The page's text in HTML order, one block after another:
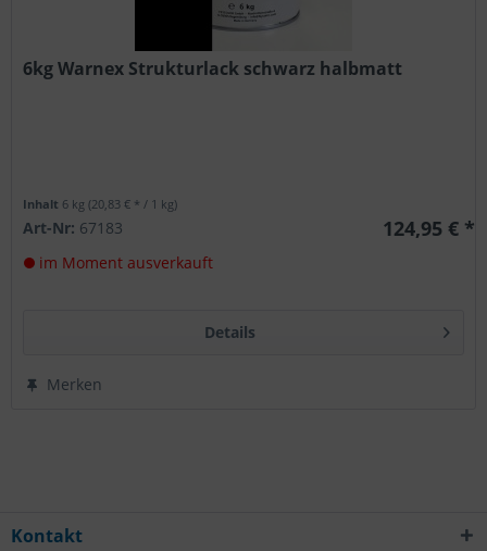
6kg Warnex Strukturlack schwarz halbmatt
Inhalt 6 kg(20,83 € * / 1 kg)
Art-Nr: 67183 124,95 € *
im Moment ausverkauft
Details
Merken
Kontakt